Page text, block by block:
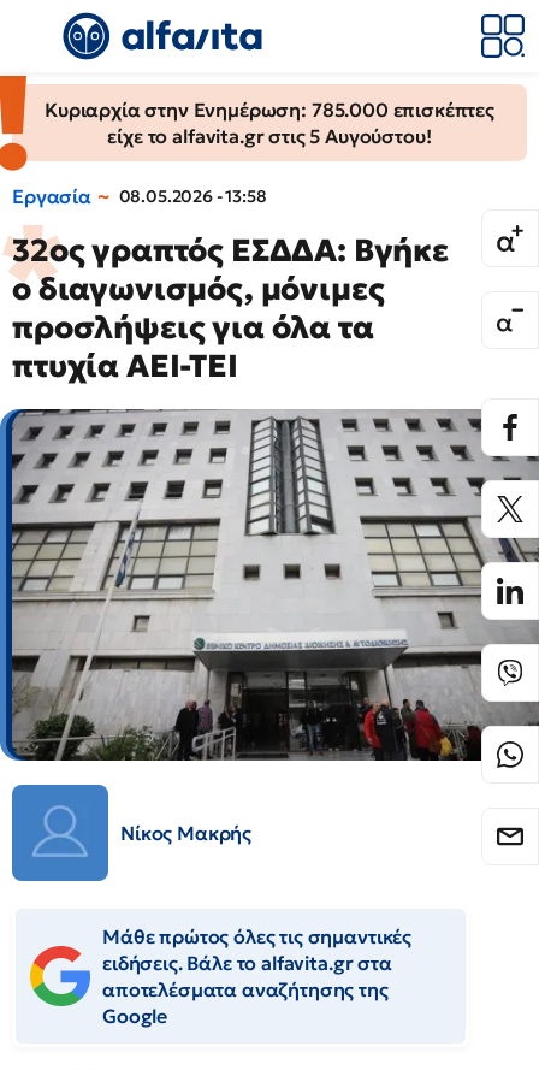
Κυριαρχία στην Ενημέρωση: 785.000 επισκέπτες
είχε το alfavita.gr στις 5 Αυγούστου!
Εργασία 08.05.2026 - 13:58
32ος γραπτός ΕΣΔΔΑ: Βγήκε
ο διαγωνισμός, μόνιμες
προσλήψεις για όλα τα
πτυχία ΑΕΙ-ΤΕΙ
Νίκος Μακρής
Μάθε πρώτος όλες τις σημαντικές
ειδήσεις. Βάλε το alfavita.gr στα
αποτελέσματα αναζήτησης της
Google